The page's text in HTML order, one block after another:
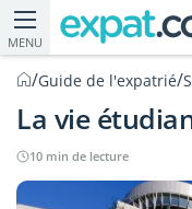
MENU
/Guide de l'expatrié/
La vie
10 min de lecture